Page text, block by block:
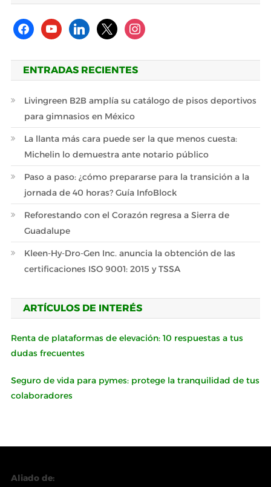
facebookyoutubelinkedin
x instagram
ENTRADAS RECIENTES
Livingreen B2B amplía su catálogo de pisos deportivos
para gimnasios en México
La llanta más cara puede ser la que menos cuesta:
Michelin lo demuestra ante notario público
Paso a paso: ¿cómo prepararse para la transición a la
jornada de 40 horas? Guía InfoBlock
Reforestando con el Corazón regresa a Sierra de
Guadalupe
Kleen-Hy-Dro-Gen Inc. anuncia la obtención de las
certificaciones ISO 9001: 2015 y TSSA
ARTÍCULOS DE INTERÉS
Renta de plataformas de elevación: 10 respuestas a tus
dudas frecuentes
Seguro de vida para pymes: protege la tranquilidad de tus
colaboradores
Aliado de: